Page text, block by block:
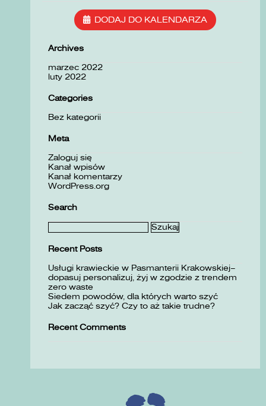
DODAJ DO KALENDARZA
Archives
marzec 2022
luty 2022
Categories
Bez kategorii
Meta
Zaloguj się
Kanał wpisów
Kanał komentarzy
WordPress.org
Search
Szukaj:
Recent Posts
Usługi krawieckie w Pasmanterii Krakowskiej–
dopasuj personalizuj, żyj w zgodzie z trendem
zero waste
Siedem powodów, dla których warto szyć
Jak zacząć szyć? Czy to aż takie trudne?
Recent Comments